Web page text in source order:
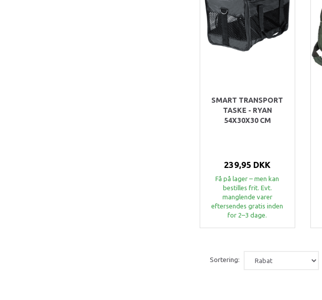
SMART TRANSPORT
TASKE - RYAN
54X30X30 CM
239,95 DKK
Få på lager – men kan
bestilles frit. Evt.
manglende varer
eftersendes gratis inden
for 2–3 dage.
Sortering: